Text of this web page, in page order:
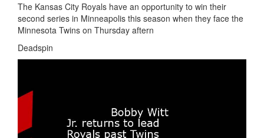
The Kansas City Royals have an opportunity to win their
second series in Minneapolis this season when they face the
Minnesota Twins on Thursday aftern
Deadspin